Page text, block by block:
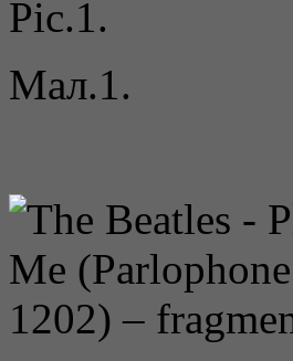
Pic.1.
Мал.1.